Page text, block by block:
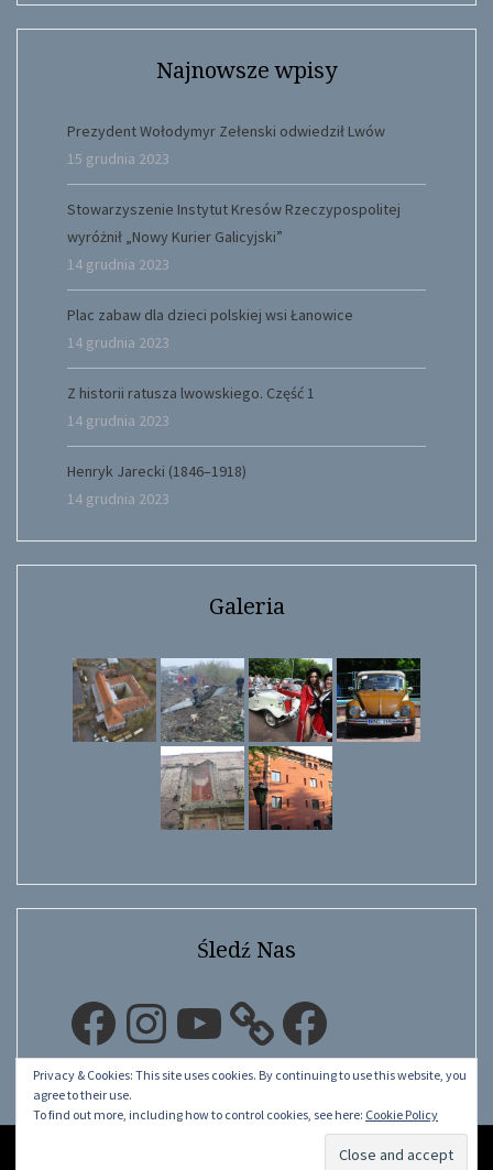
Najnowsze wpisy
Prezydent Wołodymyr Zełenski odwiedził Lwów
15 grudnia 2023
Stowarzyszenie Instytut Kresów Rzeczypospolitej
wyróżnił „Nowy Kurier Galicyjski”
14 grudnia 2023
Plac zabaw dla dzieci polskiej wsi Łanowice
14 grudnia 2023
Z historii ratusza lwowskiego. Część 1
14 grudnia 2023
Henryk Jarecki (1846–1918)
14 grudnia 2023
Galeria
Śledź Nas
FacebookInstagramYouTube Facebook
Privacy & Cookies: This site uses cookies. By continuing to use this website, you
agree to their use.
To find out more, including how to control cookies, see here: Cookie Policy